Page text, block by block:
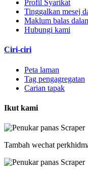
Profil Syarikat
Tinggalkan mesej
Maklum balas
Hubungi kami
Ciri-ciri
Peta laman
Tag pengagregatan
Carian tapak
Ikut kami
Tambah wechat